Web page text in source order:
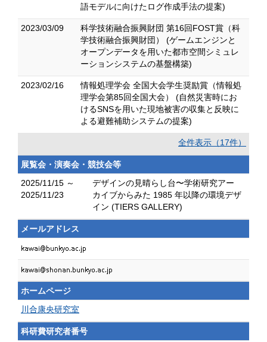
語モデルに向けたログ作成手法の提案)
2023/03/09
科学技術融合振興財団 第16回FOST賞（科
学技術融合振興財団） (ゲームエンジンと
オープンデータを用いた都市空間シミュレ
ーションシステムの基盤構築)
2023/02/16
情報処理学会 全国大会学生奨励賞（情報処
理学会第85回全国大会） (自然災害時にお
けるSNSを用いた現地被害の収集と反映に
よる避難補助システムの提案)
全件表示（17件）
展覧会・演奏会・競技会等
2025/11/15 ～
2025/11/23
デザインの見晴らし台〜学術研究アー
カイブからみた 1985 年以降の環境デザ
イン (TIERS GALLERY)
メールアドレス
ホームページ
川合康央研究室
科研費研究者番号